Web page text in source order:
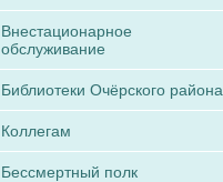
Внестационарное
обслуживание
Библиотеки Очёрского района
Коллегам
Бессмертный полк